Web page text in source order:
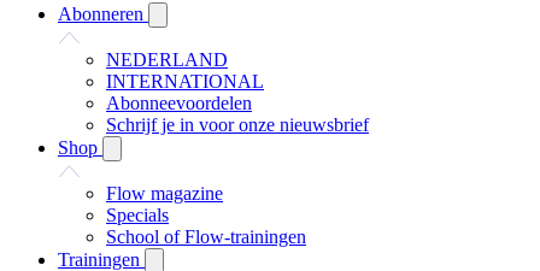
Abonneren
NEDERLAND
INTERNATIONAL
Abonneevoordelen
Schrijf je in voor onze nieuwsbrief
Shop
Flow magazine
Specials
School of Flow-trainingen
Trainingen